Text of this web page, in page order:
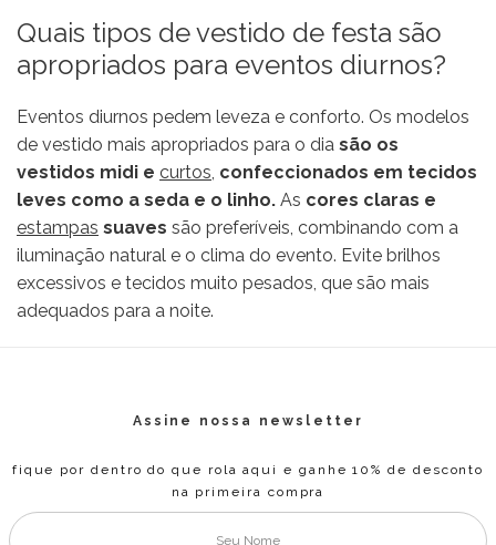
Quais tipos de vestido de festa são
apropriados para eventos diurnos?
Eventos diurnos pedem leveza e conforto. Os modelos
de vestido mais apropriados para o dia são os
vestidos midi e curtos, confeccionados em tecidos
leves como a seda e o linho. As cores claras e
estampas suaves são preferíveis, combinando com a
iluminação natural e o clima do evento. Evite brilhos
excessivos e tecidos muito pesados, que são mais
adequados para a noite.
Assine nossa newsletter
fique por dentro do que rola aqui e ganhe 10% de desconto
na primeira compra